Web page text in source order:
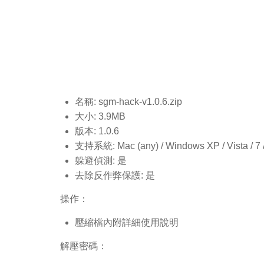
名稱: sgm-hack-v1.0.6.zip
大小: 3.9MB
版本: 1.0.6
支持系統: Mac (any) / Windows XP / Vista / 7
躲避偵測: 是
去除反作弊保護: 是
操作：
壓縮檔內附詳細使用說明
解壓密碼：